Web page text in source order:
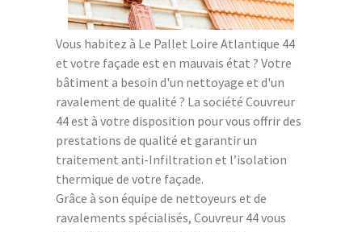
Vous habitez à Le Pallet Loire Atlantique 44
et votre façade est en mauvais état ? Votre
bâtiment a besoin d'un nettoyage et d'un
ravalement de qualité ? La société Couvreur
44 est à votre disposition pour vous offrir des
prestations de qualité et garantir un
traitement anti-Infiltration et l’isolation
thermique de votre façade.
Grâce à son équipe de nettoyeurs et de
ravalements spécialisés, Couvreur 44 vous